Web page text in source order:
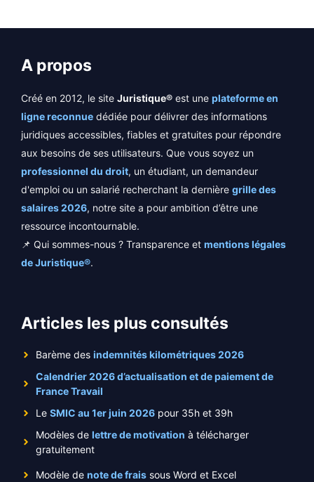
A propos
Créé en 2012, le site Juristique® est une plateforme en
ligne reconnue dédiée pour délivrer des informations
juridiques accessibles, fiables et gratuites pour répondre
aux besoins de ses utilisateurs. Que vous soyez un
professionnel du droit, un étudiant, un demandeur
d'emploi ou un salarié recherchant la dernière grille des
salaires 2026, notre site a pour ambition d’être une
ressource incontournable.
📌 Qui sommes-nous ? Transparence et mentions légales
de Juristique®.
Articles les plus consultés
Barème des indemnités kilométriques 2026
Calendrier 2026 d’actualisation et de paiement de
France Travail
Le SMIC au 1er juin 2026 pour 35h et 39h
Modèles de lettre de motivation à télécharger
gratuitement
Modèle de note de frais sous Word et Excel